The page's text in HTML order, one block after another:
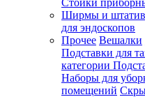
Стойки
Ширмы и
для эндоскопов
Прочее Вешалки
Подставки для
категории
Наборы для
помещений